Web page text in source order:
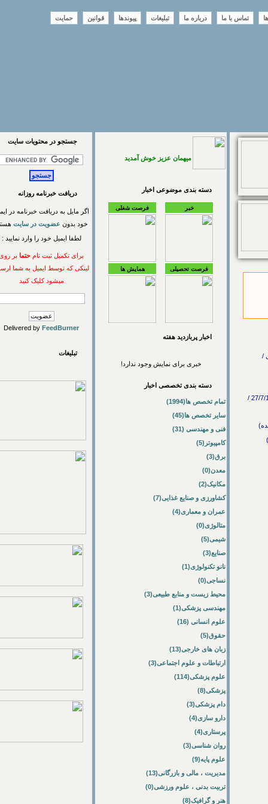
تماس با ما درباره ما تبلیغات پیوندها قوانین حمایت
همایش سلامت روان در دانشگاه آزاد اسلامی واحد مسجدسلیمان برگزار شد / علوم پزشکی -> روان شناسی / 27/7/1389 /
میهمان عزیز خوش آمدید
دسته بندی موضوعی اخبار
فرصت شغلی
فرصت تحصیلی همایش ها
اخبار پربازديد هفته
خبری برای نمایش وجود ندارد!
دسته بندی تخصصی اخبار
تمام تخصص ها(1994)
سایر تخصص ها(45)
فنی و مهندسی (31)
کامپیوتر(5)
برق(3)
معدن(0)
مکانیک(2)
کشاورزی و صنایع غذایی(7)
عمران و معماری(4)
متالوژی(0)
شیمی(5)
صنایع(3)
نانو تکنولوژی(1)
نساجی(0)
محیط زیست و منابع طبیعی(3)
مهندسی پزشکی(1)
علوم انسانی (16)
حقوق(5)
زبان های خارجی(13)
ارتباطات و علوم اجتماعی(3)
علوم پزشکی(114)
پزشکی(8)
دام پزشکی(3)
دارو سازی(4)
پرستاری(4)
روان شناسی(3)
علوم پایه(9)
مدیریت ، مالی و بازرگانی(13)
تربیت بدنی ، علوم ورزشی(0)
هنر و گرافیک(8)
جستجو در محتويات سايت
دریافت خبرنامه روزانه
اگر مایل به دریافت خبرنامه در ایمیل
خود بدونعضویت در سایتهستید
لطفا ایمیل خود را وارد نمایید :
برای تکمیل ثبت نام حتمابر روی
لینکی که توسط ایمیل به شما ارسال
میشود کلیک کنید
Delivered byFeedBurner
تبلیغات